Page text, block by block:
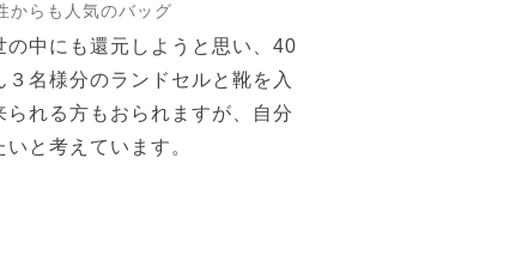
からも人気のバッグ
中にも還元しようと思い、40
名様分のランドセルと靴を入
れる方もおられますが、自分
と考えています。